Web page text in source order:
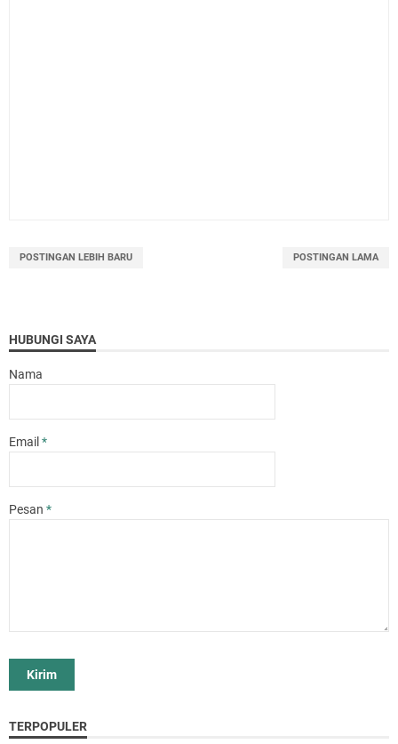
POSTINGAN LEBIH BARU POSTINGAN LAMA
HUBUNGI SAYA
Nama
Email *
Pesan *
TERPOPULER